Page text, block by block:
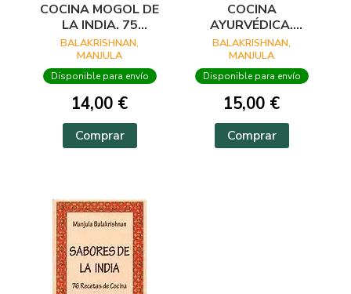
COCINA MOGOL DE
LA INDIA. 75
RECETAS
BALAKRISHNAN,
MANJULA
Disponible para envío
14,00 €
Comprar
COCINA
AYURVÉDICA.
ALIMENTO DE LOS
DIOSES. 72
RECETAS
BALAKRISHNAN,
MANJULA
Disponible para envío
15,00 €
Comprar